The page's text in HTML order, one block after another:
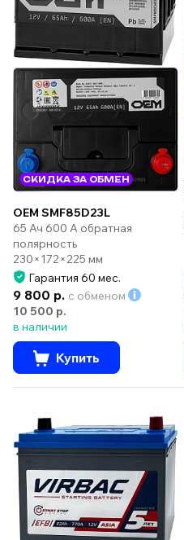
СКИДКА ЗА ОБМЕН
OEM SMF85D23L
65 Ач 600 А обратная
полярность
230×172×225 мм
Гарантия 60 мес.
9 800 р. с обменом
10 500 р.
в наличии
Купить